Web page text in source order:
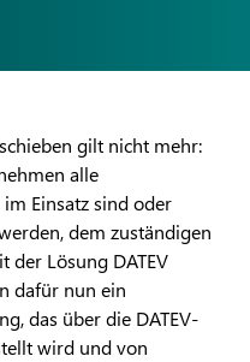
gilt nicht mehr:
alle
Einsatz sind oder
dem zuständigen
der Lösung DATEV
dafür nun ein
das über die DATEV-
wird und von